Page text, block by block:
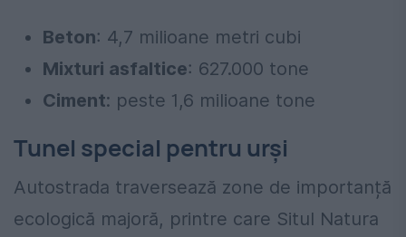
Beton: 4,7 milioane metri cubi
Mixturi asfaltice: 627.000 tone
Ciment: peste 1,6 milioane tone
Tunel special pentru urși
Autostrada traversează zone de importanță
ecologică majoră, printre care Situl Natura